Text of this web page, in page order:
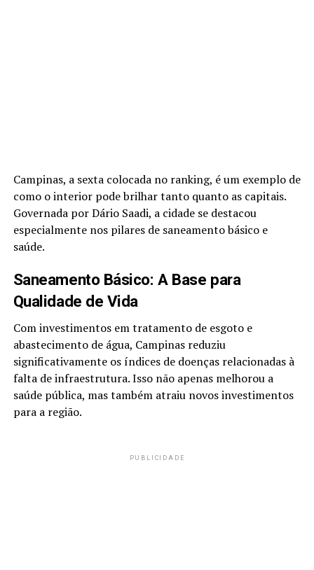
Campinas, a sexta colocada no ranking, é um exemplo de
como o interior pode brilhar tanto quanto as capitais.
Governada por Dário Saadi, a cidade se destacou
especialmente nos pilares de saneamento básico e
saúde.
Saneamento Básico: A Base para
Qualidade de Vida
Com investimentos em tratamento de esgoto e
abastecimento de água, Campinas reduziu
significativamente os índices de doenças relacionadas à
falta de infraestrutura. Isso não apenas melhorou a
saúde pública, mas também atraiu novos investimentos
para a região.
PUBLICIDADE